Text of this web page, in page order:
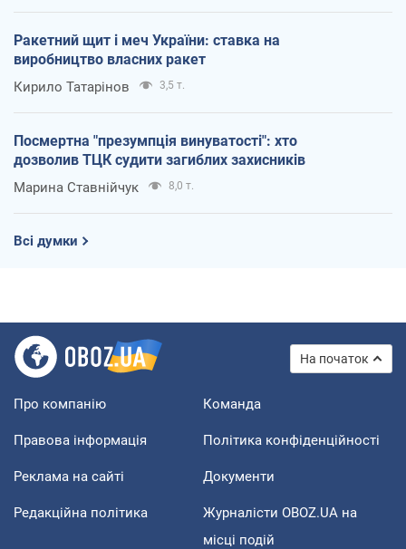
Ракетний щит і меч України: ставка на
виробництво власних ракет
Кирило Татарінов 3,5 т.
Посмертна "презумпція винуватості": хто
дозволив ТЦК судити загиблих захисників
Марина Ставнійчук 8,0 т.
Всі думки
На початок
Про компанію Команда
Правова інформація Політика конфіденційності
Реклама на сайті Документи
Редакційна політика
Журналісти OBOZ.UA на
місці подій